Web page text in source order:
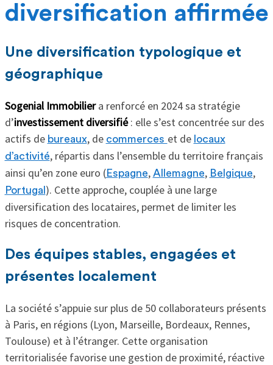
diversification affirmée
Une diversification typologique et
géographique
Sogenial Immobiliera renforcé en 2024 sa stratégie
d’investissement diversifié: elle s’est concentrée sur des
actifs de bureaux, de commerces et de locaux
d’activité, répartis dans l’ensemble du territoire français
ainsi qu’en zone euro (Espagne, Allemagne, Belgique,
Portugal ). Cette approche, couplée à une large
diversification des locataires, permet de limiter les
risques de concentration.
Des équipes stables, engagées et
présentes localement
La société s’appuie sur plus de 50 collaborateurs présents
à Paris, en régions (Lyon, Marseille, Bordeaux, Rennes,
Toulouse) et à l’étranger. Cette organisation
territorialisée favorise une gestion de proximité, réactive